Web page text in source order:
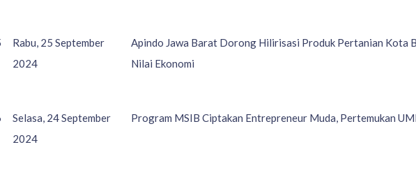
Rabu, 25 September
2024
Apindo Jawa Barat Dorong Hilirisasi Produk Pertanian Kota
Nilai Ekonomi
Selasa, 24 September
2024
Program MSIB Ciptakan Entrepreneur Muda, Pertemukan